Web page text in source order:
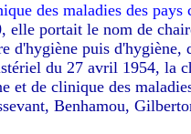
des maladies des pays
elle portait le nom de
d'hygiène puis
du 27 avril 1954, la
et de clinique des
Benhamou,